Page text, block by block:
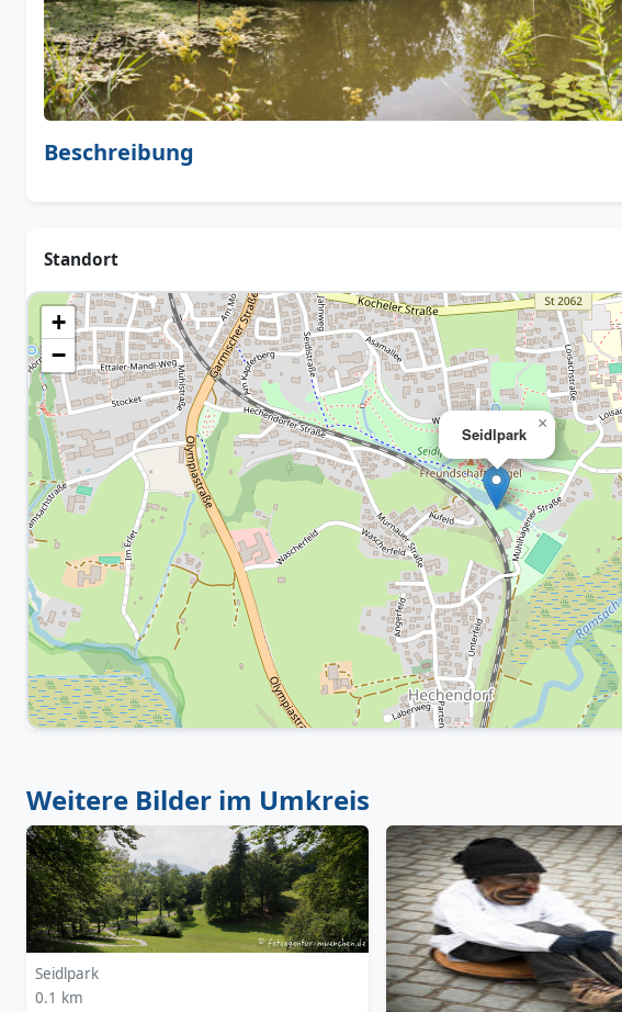
Beschreibung
Standort
Seidlpark
×
+
−
Weitere Bilder im Umkreis
Seidlpark
0.1 km